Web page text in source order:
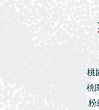
桃
桃
粉